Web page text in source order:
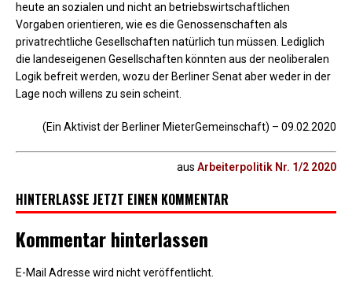
heute an sozialen und nicht an betriebswirtschaftlichen
Vorgaben orientieren, wie es die Genossenschaften als
privatrechtliche Gesellschaften natürlich tun müssen. Lediglich
die landeseigenen Gesellschaften könnten aus der neoliberalen
Logik befreit werden, wozu der Berliner Senat aber weder in der
Lage noch willens zu sein scheint.
(Ein Aktivist der Berliner MieterGemeinschaft) – 09.02.2020
aus Arbeiterpolitik Nr. 1/2 2020
HINTERLASSE JETZT EINEN KOMMENTAR
Kommentar hinterlassen
E-Mail Adresse wird nicht veröffentlicht.